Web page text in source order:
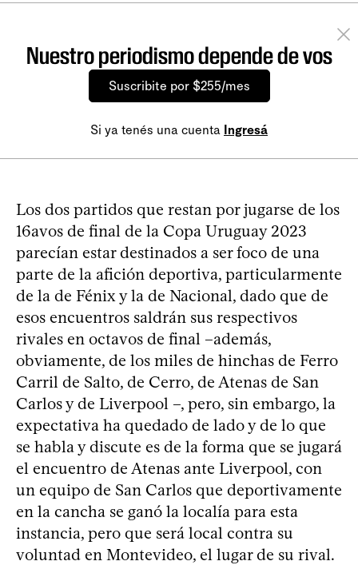
Nuestro periodismo depende de vos
Suscribite por $255/mes
Si ya tenés una cuenta Ingresá
Los dos partidos que restan por jugarse de los
16avos de final de la Copa Uruguay 2023
parecían estar destinados a ser foco de una
parte de la afición deportiva, particularmente
de la de Fénix y la de Nacional, dado que de
esos encuentros saldrán sus respectivos
rivales en octavos de final –además,
obviamente, de los miles de hinchas de Ferro
Carril de Salto, de Cerro, de Atenas de San
Carlos y de Liverpool –, pero, sin embargo, la
expectativa ha quedado de lado y de lo que
se habla y discute es de la forma que se jugará
el encuentro de Atenas ante Liverpool, con
un equipo de San Carlos que deportivamente
en la cancha se ganó la localía para esta
instancia, pero que será local contra su
voluntad en Montevideo, el lugar de su rival.